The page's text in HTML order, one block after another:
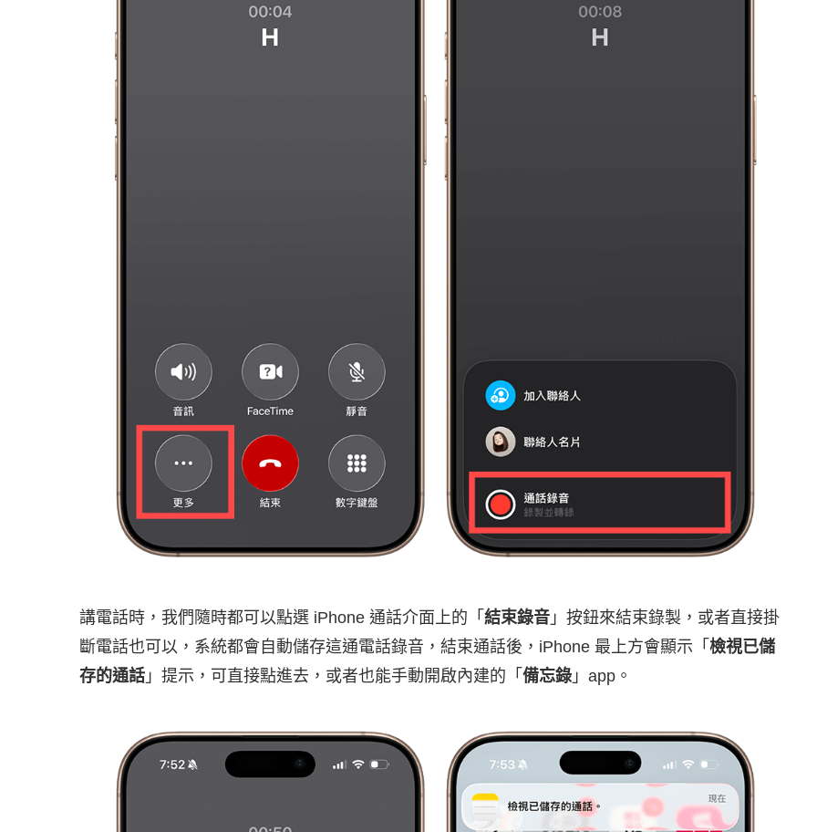
講電話時，我們隨時都可以點選 iPhone 通話介面上的「 結束錄音 」按鈕來結束錄製，或者直接掛
斷電話也可以，系統都會自動儲存這通電話錄音，結束通話後，iPhone 最上方會顯示「 檢視已儲
存的通話 」提示，可直接點進去，或者也能手動開啟內建的「 備忘錄 」app。